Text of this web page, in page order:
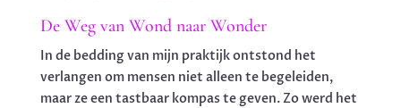
De Weg van Wond naar Wonder
In de bedding van mijn praktijk ontstond het
verlangen om mensen niet alleen te begeleiden,
maar ze een tastbaar kompas te geven. Zo werd het